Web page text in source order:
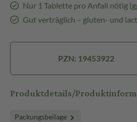
Nur 1 Tablette pro Anfall nötig
Gut verträglich – gluten- und
PZN: 19453922
Produktdetails/
Packungsbeilage